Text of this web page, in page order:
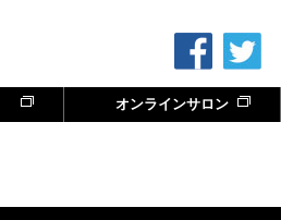
オンラインサロン